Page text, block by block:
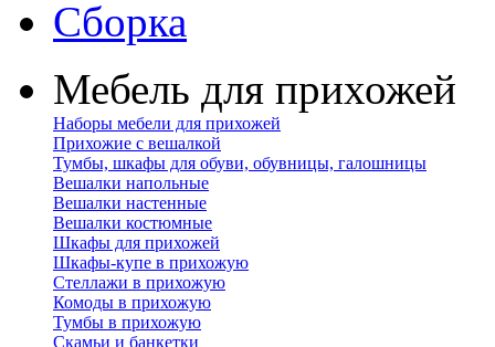
Сборка
Мебель для прихожей
Наборы мебели для прихожей
Прихожие с вешалкой
Тумбы, шкафы для обуви, обувницы, галошницы
Вешалки напольные
Вешалки настенные
Вешалки костюмные
Шкафы для прихожей
Шкафы-купе в прихожую
Стеллажи в прихожую
Комоды в прихожую
Тумбы в прихожую
Скамьи и банкетки